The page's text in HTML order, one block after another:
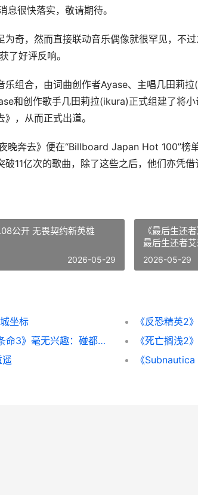
息很快落实，敬请期待。
为奇，然而直接联动音乐偶像就很罕见，不
了好评反响。
乐组合，由词曲创作者Ayase、主唱几田莉
和创作歌手几田莉拉(ikura)正式组建了将小
，从而正式出道。
晚奔去》便在“Billboard Japan Hot 100”榜
破11亿次的歌曲，除了这些之后，他们亦凭
公开 无畏契约新英雄
2026-05-29
《最后生还
最后生还者
2026-05-29
坐标
前V社编剧表示对《半条命3》毫无兴趣：碰都不想碰
遥
《